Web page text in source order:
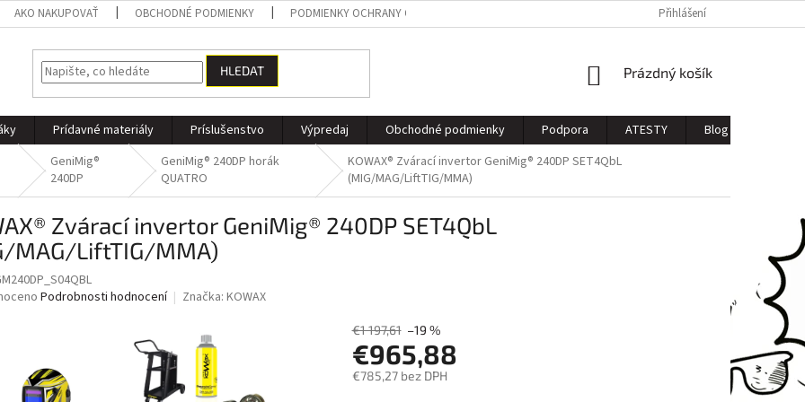
AKO NAKUPOVAŤ OBCHODNÉ PODMIENKY PODMIENKY OCHRANY OSOBNÝCH ÚDAJOV Přihlášení
HLEDAT
NÁKUPNÍ
Prázdný košík
Prídavné materiály Príslušenstvo Výpredaj Obchodné podmienky Podpora ATESTY Blog
GeniMig®
240DP
GeniMig® 240DP horák
QUATRO
KOWAX® Zvárací invertor GeniMig® 240DP SET4QbL
(MIG/MAG/LiftTIG/MMA)
Zvárací invertor GeniMig® 240DP SET4QbL
MAG/LiftTIG/MMA)
Podrobnosti hodnocení Značka: KOWAX
€1 197,61 –19 %
€965,88
€785,27 bez DPH